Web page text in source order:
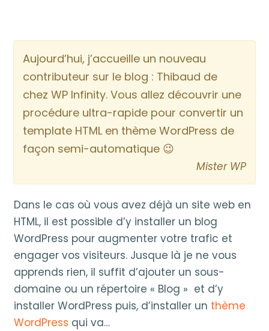
Aujourd’hui, j’accueille un nouveau
contributeur sur le blog : Thibaud de
chez WP Infinity. Vous allez découvrir une
procédure ultra-rapide pour convertir un
template HTML en thème WordPress de
façon semi-automatique 😉
Mister WP
Dans le cas où vous avez déjà un site web en
HTML, il est possible d’y installer un blog
WordPress pour augmenter votre trafic et
engager vos visiteurs. Jusque là je ne vous
apprends rien, il suffit d’ajouter un sous-
domaine ou un répertoire « Blog » et d’y
installer WordPress puis, d’installer un thème
WordPress qui va…